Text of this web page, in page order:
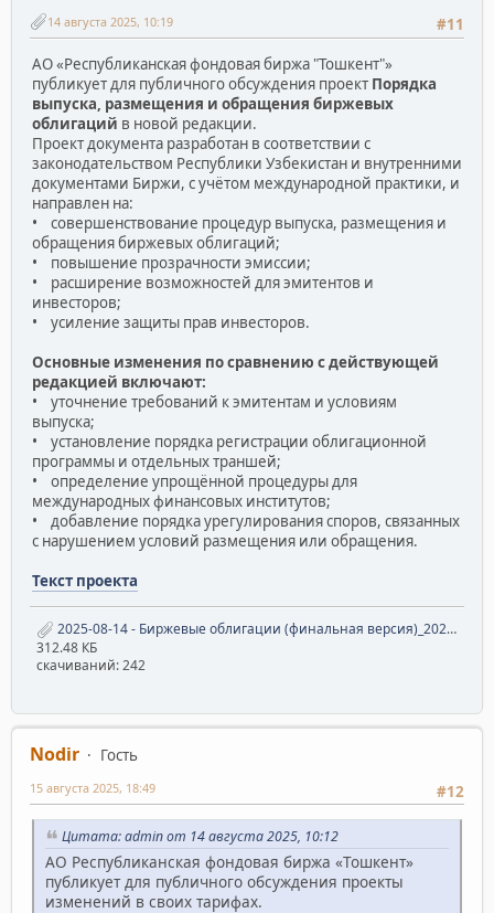
#11
14 августа 2025, 10:19
АО «Республиканская фондовая биржа "Тошкент"»
публикует для публичного обсуждения проект Порядка
выпуска, размещения и обращения биржевых
облигаций в новой редакции.
Проект документа разработан в соответствии с
законодательством Республики Узбекистан и внутренними
документами Биржи, с учётом международной практики, и
направлен на:
• совершенствование процедур выпуска, размещения и
обращения биржевых облигаций;
• повышение прозрачности эмиссии;
• расширение возможностей для эмитентов и
инвесторов;
• усиление защиты прав инвесторов.
Основные изменения по сравнению с действующей
редакцией включают:
• уточнение требований к эмитентам и условиям
выпуска;
• установление порядка регистрации облигационной
программы и отдельных траншей;
• определение упрощённой процедуры для
международных финансовых институтов;
• добавление порядка урегулирования споров, связанных
с нарушением условий размещения или обращения.
Текст проекта
2025-08-14 - Биржевые облигации (финальная версия)_20250814_2.pdf
312.48 КБ
скачиваний: 242
Nodir
Гость
#12
15 августа 2025, 18:49
Цитата: admin от 14 августа 2025, 10:12
АО Республиканская фондовая биржа «Тошкент»
публикует для публичного обсуждения проекты
изменений в своих тарифах.